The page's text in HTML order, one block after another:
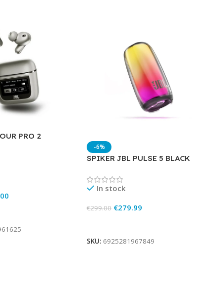
PRO 2
-6%
SPIKER JBL PULSE 5 BLACK
In stock
€299.00 €279.99
SKU: 6925281967849